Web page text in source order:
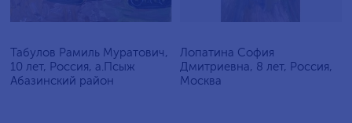
Табулов Рамиль Муратович,
10 лет, Россия, а.Псыж
Абазинский район
Лопатина София
Дмитриевна, 8 лет, Россия,
Москва